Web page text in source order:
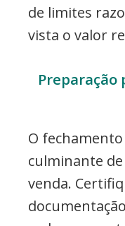
de limites
vista o valor
O
culminante
venda.